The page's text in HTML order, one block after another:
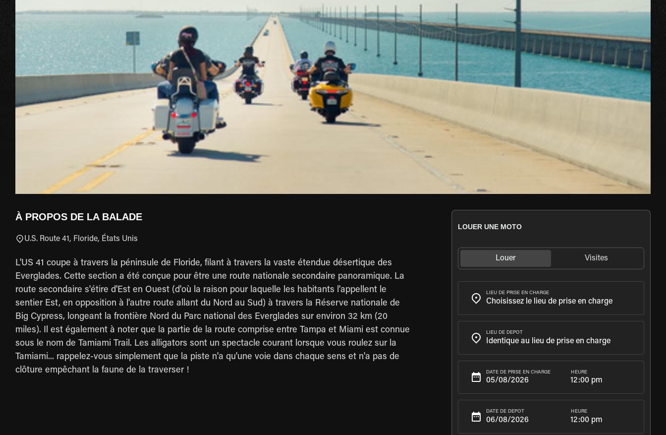
À PROPOS DE LA BALADE
U.S. Route 41, Floride, États Unis
L'US 41 coupe à travers la péninsule de Floride, filant à travers la vaste étendue désertique des
Everglades. Cette section a été conçue pour être une route nationale secondaire panoramique. La
route secondaire s'étire d'Est en Ouest (d'où la raison pour laquelle les habitants l'appellent le
sentier Est, en opposition à l'autre route allant du Nord au Sud) à travers la Réserve nationale de
Big Cypress, longeant la frontière Nord du Parc national des Everglades sur environ 32 km (20
miles). Il est également à noter que la partie de la route comprise entre Tampa et Miami est connue
sous le nom de Tamiami Trail. Les alligators sont un spectacle courant lorsque vous roulez sur la
Tamiami... rappelez-vous simplement que la piste n'a qu'une voie dans chaque sens et n'a pas de
clôture empêchant la faune de la traverser !
LOUER UNE MOTO
Louer Visites
LIEU DE PRISE EN CHARGE
LIEU DE DÉPÔT
DATE DE PRISE EN CHARGE HEURE
12:00 pm
DATE DE DÉPÔT HEURE
12:00 pm